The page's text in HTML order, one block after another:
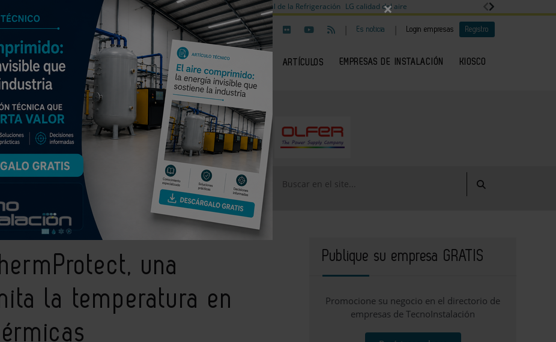
Válvulas de equilibrado para sistemas calefacción Día mundial de la Refrigeración LG calidad del aire
| Es noticia | Login empresas Registro
NOTICIAS PRODUCTOS ARTÍCULOS EMPRESAS DE INSTALACIÓN KIOSCO
EMPRESAS PREMIUM
que autolimita la temperatura en instalaciones solares térmicas
una
la temperatura en
Publique su empresa GRATIS
Promocione su negocio en el directorio de
empresas de TecnoInstalación
×